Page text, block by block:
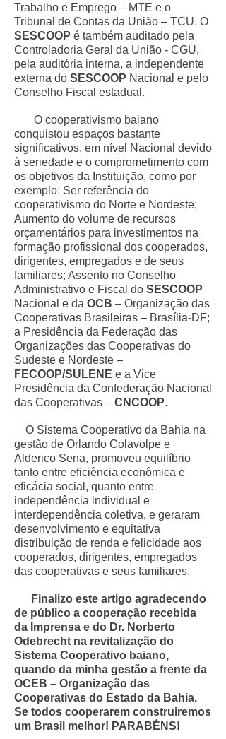
Trabalho e Emprego – MTE e o
Tribunal de Contas da União – TCU. O
SESCOOP é também auditado pela
Controladoria Geral da União - CGU,
pela auditória interna, a independente
externa do SESCOOP Nacional e pelo
Conselho Fiscal estadual.
O cooperativismo baiano
conquistou espaços bastante
significativos, em nível Nacional devido
à seriedade e o comprometimento com
os objetivos da Instituição, como por
exemplo: Ser referência do
cooperativismo do Norte e Nordeste;
Aumento do volume de recursos
orçamentários para investimentos na
formação profissional dos cooperados,
dirigentes, empregados e de seus
familiares; Assento no Conselho
Administrativo e Fiscal do SESCOOP
Nacional e da OCB – Organização das
Cooperativas Brasileiras – Brasília-DF;
a Presidência da Federação das
Organizações das Cooperativas do
Sudeste e Nordeste –
FECOOP/SULENE e a Vice
Presidência da Confederação Nacional
das Cooperativas – CNCOOP.
O Sistema Cooperativo da Bahia na
gestão de Orlando Colavolpe e
Alderico Sena, promoveu equilíbrio
tanto entre eficiência econômica e
eficácia social, quanto entre
independência individual e
interdependência coletiva, e geraram
desenvolvimento e equitativa
distribuição de renda e felicidade aos
cooperados, dirigentes, empregados
das cooperativas e seus familiares.
Finalizo este artigo agradecendo
de público a cooperação recebida
da Imprensa e do Dr. Norberto
Odebrecht na revitalização do
Sistema Cooperativo baiano,
quando da minha gestão a frente da
OCEB – Organização das
Cooperativas do Estado da Bahia.
Se todos cooperarem construiremos
um Brasil melhor! PARABÉNS!